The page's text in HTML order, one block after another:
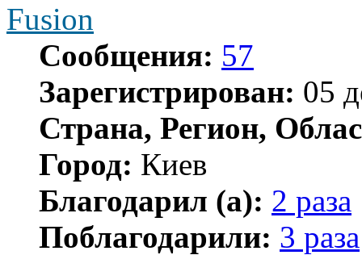
Fusion
Сообщения: 57
Зарегистрирован: 05
Страна, Регион,
Город: Киев
Благодарил (а): 2 раза
Поблагодарили: 3 раза